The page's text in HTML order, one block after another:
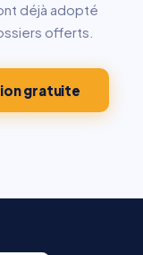
déjà adopté
offerts.
gratuite